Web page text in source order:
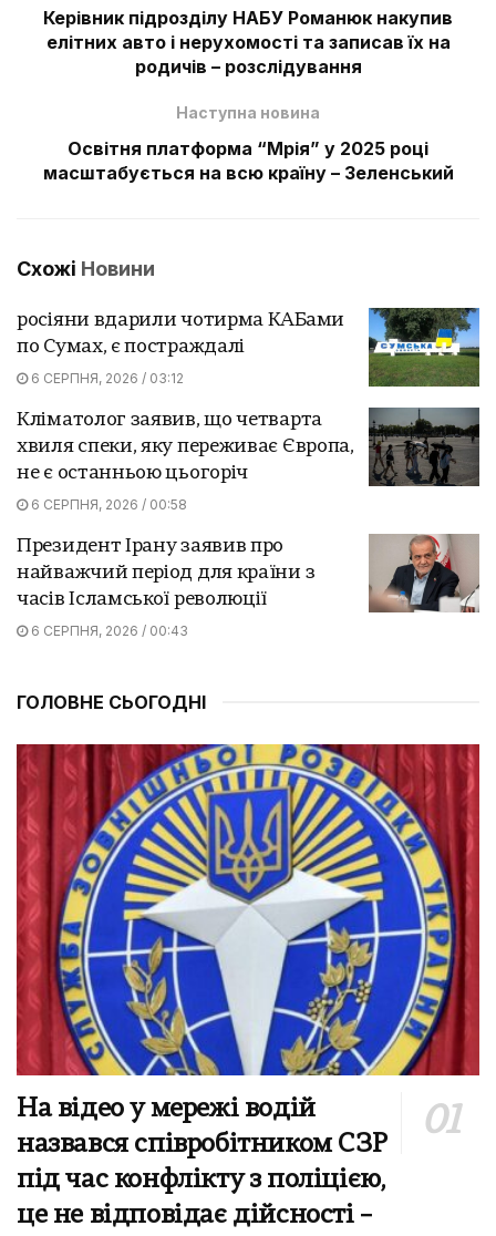
Керівник підрозділу НАБУ Романюк накупив
елітних авто і нерухомості та записав їх на
родичів – розслідування
Наступна новина
Освітня платформа “Мрія” у 2025 році
масштабується на всю країну – Зеленський
Схожі Новини
росіяни вдарили чотирма КАБами
по Сумах, є постраждалі
6 СЕРПНЯ, 2026 / 03:12
Кліматолог заявив, що четварта
хвиля спеки, яку переживає Європа,
не є останньою цьогоріч
6 СЕРПНЯ, 2026 / 00:58
Президент Ірану заявив про
найважчий період для країни з
часів Ісламської революції
6 СЕРПНЯ, 2026 / 00:43
ГОЛОВНЕ СЬОГОДНІ
На відео у мережі водій
назвався співробітником СЗР
під час конфлікту з поліцією,
це не відповідає дійсності –